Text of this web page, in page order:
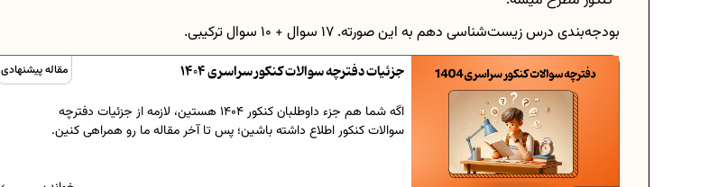
بودجه‌بندی درس زیست‌شناسی دهم به این صورته. ۱۷ سوال + ۱۰ سوال ترکیبی.
مقاله پیشنهادی جزئیات دفترچه سوالات کنکور سراسری 1404
اگه شما هم جزء داوطلبان کنکور 1404 هستین، لازمه از جزئیات دفترچه
سوالات کنکور اطلاع داشته باشین؛ پس تا آخر مقاله ما رو همراهی کنین.